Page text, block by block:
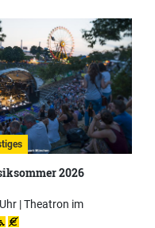
2026
|Theatron im